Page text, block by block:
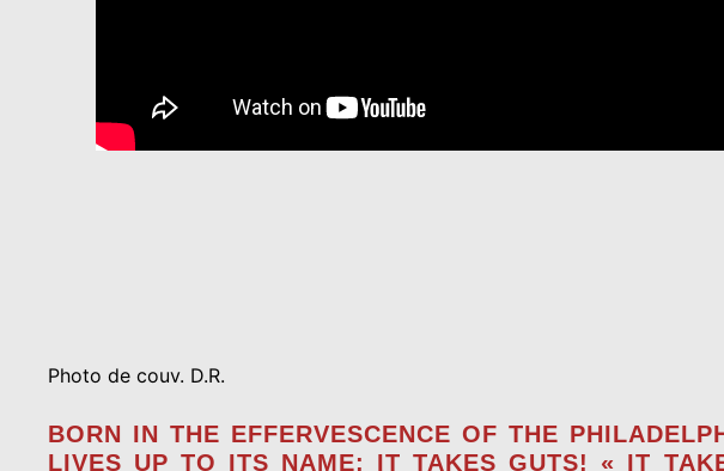
Photo de couv. D.R.
BORN IN THE EFFERVESCENCE OF THE
LIVES UP TO ITS NAME: IT TAKES GUTS! « IT